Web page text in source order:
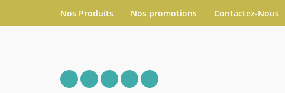
Nos Produits Nos promotions Contactez-Nous